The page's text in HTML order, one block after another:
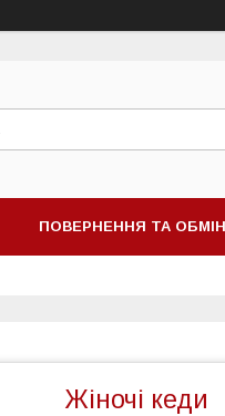
ПОВЕРНЕННЯ ТА ОБМІН
Жіночі кеди